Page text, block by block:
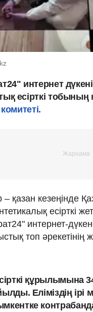
интернет
есірткі
қазан кезеңінде
есірткі
интернет-
топ
құрылымына
Еліміздің ірі